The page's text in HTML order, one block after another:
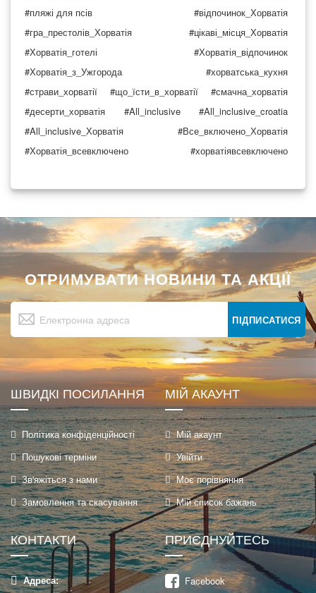
#пляжі для псів
#відпочинок_Хорватія
#гра_престолів_Хорватія
#цікаві_місця_Хорватія
#Хорватія_готелі
#Хорватія_відпочинок
#Хорватія_з_Ужгорода
#хорватська_кухня
#страви_хорватії
#що_їсти_в_хорватії
#смачна_хорватія
#десерти_хорватія
#All_inclusive
#All_inclusive_croatia
#All_inclusive_Хорватія
#Все_включено_Хорватія
#Хорватія_всевключено
#хорватіявсевключено
ОТРИМУВАТИ НОВИНИ ТА АКЦІЇ
Підпишіться
на
нашу
розсилку
новин:
ПІДПИСАТИСЯ
ШВИДКІ ПОСИЛАННЯ
Політика конфіденційності
Пошукові терміни
Зв'яжіться з нами
Замовлення та скасування
МІЙ АКАУНТ
Мій акаунт
Увійти
Моє порівняння
Мій список бажань
КОНТАКТИ
Адреса:
ПРИЄДНУЙТЕСЬ
Facebook